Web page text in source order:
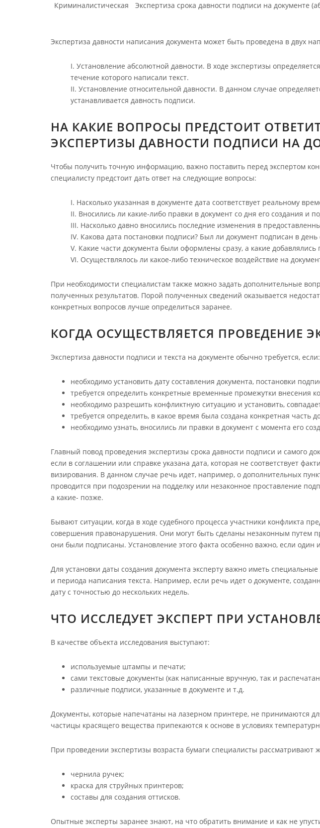
Криминалистическая
Экспертиза срока давности подписи на документе
Экспертиза давности написания документа может быть проведена в двух
Установление абсолютной давности. В ходе экспертизы
течение которого написали текст.
Установление относительной давности. В данном случае
устанавливается давность подписи.
НА КАКИЕ ВОПРОСЫ ПРЕДСТОИТ
ЭКСПЕРТИЗЫ ДАВНОСТИ ПОДПИСИ НА
Чтобы получить точную информацию, важно поставить перед экспертом
специалисту предстоит дать ответ на следующие вопросы:
Насколько указанная в документе дата соответствует реальному
Вносились ли какие-либо правки в документ со дня его создания и
Насколько давно вносились последние изменения в
Какова дата постановки подписи? Был ли документ подписан в
Какие части документа были оформлены сразу, а какие добавлялись
Осуществлялось ли какое-либо техническое воздействие на
При необходимости специалистам также можно задать дополнительные
полученных результатов. Порой полученных сведений оказывается
конкретных вопросов лучше определиться заранее.
КОГДА ОСУЩЕСТВЛЯЕТСЯ ПРОВЕДЕНИЕ
Экспертиза давности подписи и текста на документе обычно требуется, если:
необходимо установить дату составления документа, постановки
требуется определить конкретные временные промежутки внесения
необходимо разрешить конфликтную ситуацию и установить,
требуется определить, в какое время была создана конкретная часть
необходимо узнать, вносились ли правки в документ с момента его
Главный повод проведения экспертизы срока давности подписи и самого
если в соглашении или справке указана дата, которая не соответствует
визирования. В данном случае речь идет, например, о дополнительных
проводится при подозрении на подделку или незаконное проставление
а какие- позже.
Бывают ситуации, когда в ходе судебного процесса участники конфликта
совершения правонарушения. Они могут быть сделаны незаконным путем
они были подписаны. Установление этого факта особенно важно, если один
Для установки даты создания документа эксперту важно иметь
и периода написания текста. Например, если речь идет о документе,
дату с точностью до нескольких недель.
ЧТО ИССЛЕДУЕТ ЭКСПЕРТ ПРИ
В качестве объекта исследования выступают:
используемые штампы и печати;
сами текстовые документы (как написанные вручную, так и
различные подписи, указанные в документе и т.д.
Документы, которые напечатаны на лазерном принтере, не принимаются
частицы красящего вещества припекаются к основе в условиях
При проведении экспертизы возраста бумаги специалисты
чернила ручек;
краска для струйных принтеров;
составы для создания оттисков.
Опытные эксперты заранее знают, на что обратить внимание и как не